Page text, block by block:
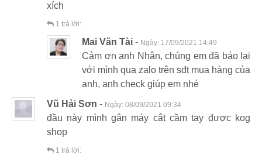
xích
1 trả lời:
Mai Văn Tài - Ngày: 17/09/2021 14:49
Cảm ơn anh Nhân, chúng em đã báo lại
với mình qua zalo trên sđt mua hàng của
anh, anh check giúp em nhé
Vũ Hải Sơn - Ngày: 08/09/2021 09:34
đầu này mình gắn máy cắt cầm tay được kog
shop
1 trả lời: